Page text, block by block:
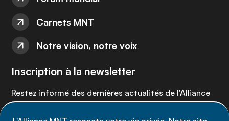
Carnets MNT
Notre vision, notre voix
Inscription à la newsletter
Restez informé des dernières actualités de l'Alliance